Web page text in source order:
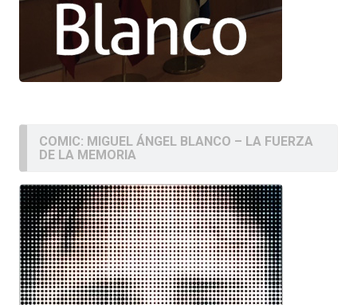
COMIC: MIGUEL ÁNGEL BLANCO – LA FUERZA
DE LA MEMORIA